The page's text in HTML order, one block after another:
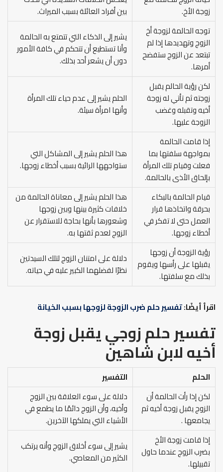
زوجة الأخ.
بين أفراد العائلة بسبب الميراث.
توجه الحالمة لزوجة أخ
الزوج وتهديدها إذا لم
تبتعد عن الزوج ستفضح
أمرها.
يشير إلى الذكاء التي تتمتع به الحالمة
وأنا تستطيع أن تتحكم في كافة الأمور
دون أن يشعر أحد بذلك.
لكن رؤية الحالم يقبل
زوجته ثم تأتي له زوجة
أخيه وتقبله وغضب
الزوجة عليها.
الحلم يشير إلى عدم حياء تلك المرأة
وأنها امرأة سيئة.
إذا قامت الحالمة
بمواجهة سلفتها بما
فعلت وقيام تلك المرأة
بإلحاق الأذى بالحالمة.
هذا الحلم يشير إلى المشاكل التي
ستواجهها الرائية بسبب أخطاء زوجها.
قيام الحالمة بالبكاء
بحرقة واتخاذها قرار
العمل حتى لا تفكر في
أخطاء زوجها.
هذا الحلم يشير إلى معاناة الحالمة من
خلافات كثيرة بينها وبين زوجها
وشعورها بأنها بحاجة للاستقرار عن
الزوج لعدم ثقتها به.
رؤية الزوجة أن زوجها
يقبلها على رأسها ويقوم
بذلك مع سلفتها.
دلالة على امتنان الزوج لتلك السيدتين
نظرًا لفضلهما الكبير عليه في حياته.
اقرأ أيضًا:تفسير حلم ضرب الزوجة لزوجها بسبب الخيانة
تفسير حلم زوجي يقبل زوجة
أخيهلابن شاهين
الحلم
التفسير
لكن إذا رأت الحالمة أن
الزوج يقبل زوجة أخيه ثم
يجامعها .
دلالة على سوء العلاقة بين الزوج
وأخيه، وأن الزوج دائمًا ما يطمع في
الأشياء التي يملكها الآخرين.
إذا قامت زوجة الأخ
بضرب الزوج عندما حاول
تقبيلها.
يشير إلى سوء أخلاق الزوج وأنه يرتكب
الكثير من المعاصي.